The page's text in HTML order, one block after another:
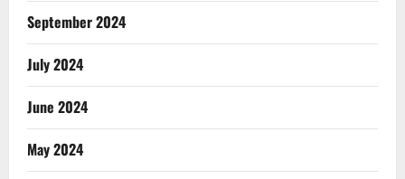
September 2024
July 2024
June 2024
May 2024